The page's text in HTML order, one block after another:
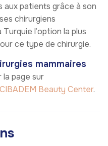
aux patients grâce à son
chirurgiens
l’option la plus
ce type de chirurgie.
mammaires
la page sur
Beauty Center.